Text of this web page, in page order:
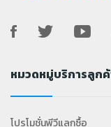
หมวดหมู่บริการลูก
โปรโมชั่นพีวีแลกซื้อ